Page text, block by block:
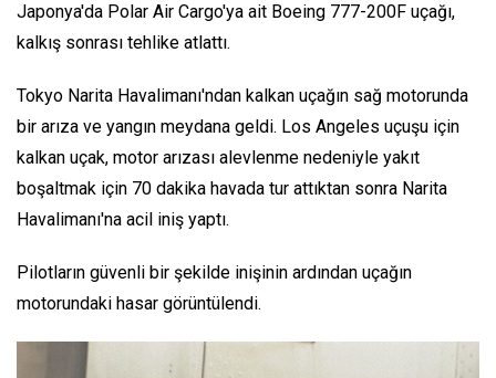
Japonya'da Polar Air Cargo'ya ait Boeing 777-200F uçağı,
kalkış sonrası tehlike atlattı.
Tokyo Narita Havalimanı'ndan kalkan uçağın sağ motorunda
bir arıza ve yangın meydana geldi. Los Angeles uçuşu için
kalkan uçak, motor arızası alevlenme nedeniyle yakıt
boşaltmak için 70 dakika havada tur attıktan sonra Narita
Havalimanı'na acil iniş yaptı.
Pilotların güvenli bir şekilde inişinin ardından uçağın
motorundaki hasar görüntülendi.